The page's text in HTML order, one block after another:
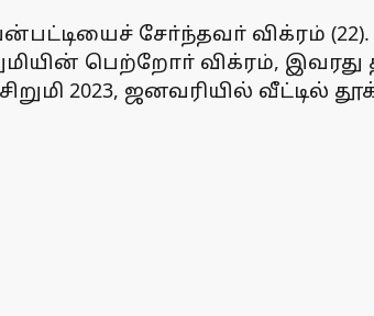
சோ்ந்தவா் விக்ரம்
பெற்றோா் விக்ரம்,
2023, ஜனவரியில்